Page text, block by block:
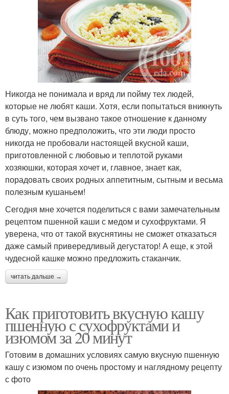
Никогда не понимала и вряд ли пойму тех людей,
которые не любят каши. Хотя, если попытаться вникнуть
в суть того, чем вызвано такое отношение к данному
блюду, можно предположить, что эти люди просто
никогда не пробовали настоящей вкусной каши,
приготовленной с любовью и теплотой руками
хозяюшки, которая хочет и, главное, знает как,
порадовать своих родных аппетитным, сытным и весьма
полезным кушаньем!
Сегодня мне хочется поделиться с вами замечательным
рецептом пшенной каши с медом и сухофруктами. Я
уверена, что от такой вкуснятины не сможет отказаться
даже самый привередливый дегустатор! А еще, к этой
чудесной кашке можно предложить стаканчик.
читать дальше →
Как приготовить вкусную кашу
пшенную с сухофруктами и
изюмом за 20 минут
Готовим в домашних условиях самую вкусную пшенную
кашу с изюмом по очень простому и наглядному рецепту
с фото